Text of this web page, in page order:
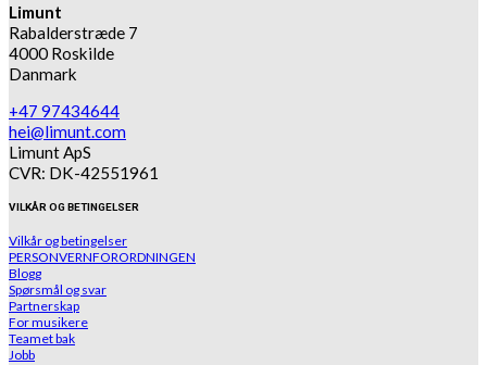
Limunt
Rabalderstræde 7
4000 Roskilde
Danmark
+47 97434644
hei@limunt.com
Limunt ApS
CVR: DK-42551961
VILKÅR OG BETINGELSER
Vilkår og betingelser
PERSONVERNFORORDNINGEN
Blogg
Spørsmål og svar
Partnerskap
For musikere
Teamet bak
Jobb